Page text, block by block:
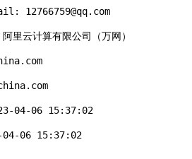
12766759@qq.com
云计算有限公司（万网）
04-06 15:37:02
06 15:37:02